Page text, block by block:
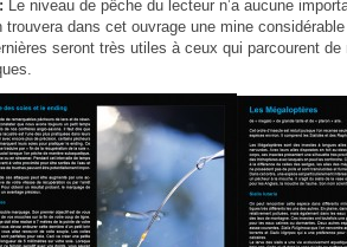
Le niveau de pêche du lecteur n’a aucune
trouvera dans cet ouvrage une mine
seront très utiles à ceux qui parcourent